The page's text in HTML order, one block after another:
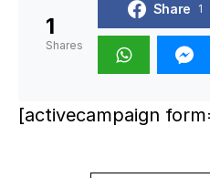
1
Shares
Share 1
[activecampaign